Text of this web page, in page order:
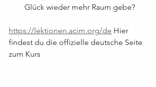
Glück wieder mehr Raum gebe?
https://lektionen.acim.org/de Hier
findest du die offizielle deutsche Seite
zum Kurs